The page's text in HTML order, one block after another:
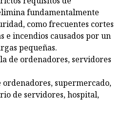
fundamentalmente
como frecuentes cortes
e incendios causados ​​por un
pequeñas.
de ordenadores, servidores
ordenadores, supermercado,
de servidores, hospital,